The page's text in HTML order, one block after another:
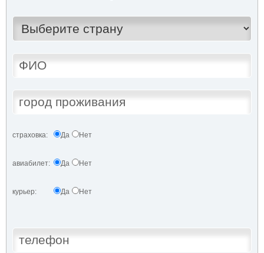
страховка: Да Нет
авиабилет: Да Нет
курьер: Да Нет